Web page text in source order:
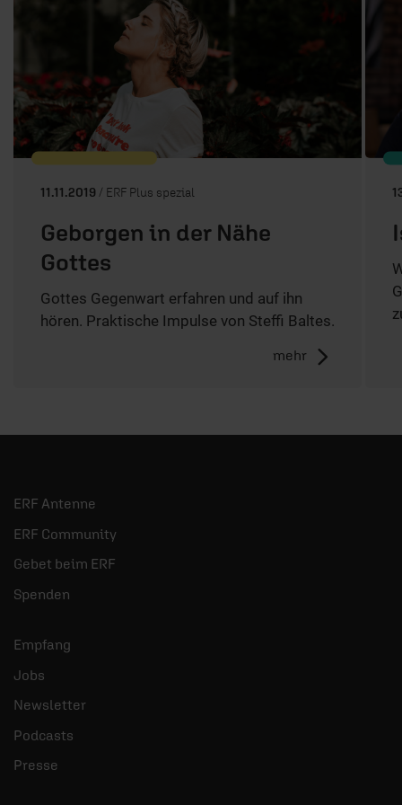
11.11.2019 / ERF Plus spezial
Geborgen in der Nähe
Gottes
Gottes Gegenwart erfahren und auf ihn
hören. Praktische Impulse von Steffi Baltes.
mehr
ERF Antenne
ERF Community
Gebet beim ERF
Spenden
Empfang
Jobs
Newsletter
Podcasts
Presse